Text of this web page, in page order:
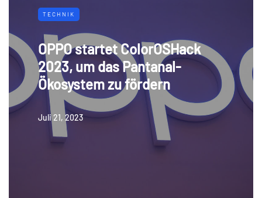
TECHNIK
OPPO startet ColorOSHack
2023, um das Pantanal-
Ökosystem zu fördern
Juli 21, 2023